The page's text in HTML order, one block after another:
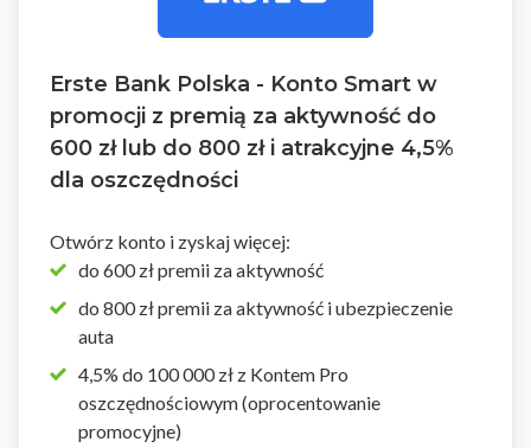
Erste Bank Polska - Konto Smart w
promocji z premią za aktywność do
600 zł lub do 800 zł i atrakcyjne 4,5%
dla oszczędności
Otwórz konto i zyskaj więcej:
do 600 zł premii za aktywność
do 800 zł premii za aktywność i ubezpieczenie
auta
4,5% do 100 000 zł z Kontem Pro
oszczędnościowym (oprocentowanie
promocyjne)